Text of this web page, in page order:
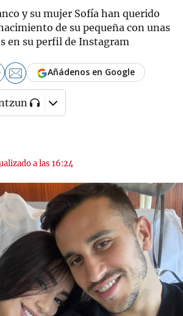
y su mujer Sofía han querido
de su pequeña con unas
en su perfil de Instagram
a las 16:24
Añádenos en Google